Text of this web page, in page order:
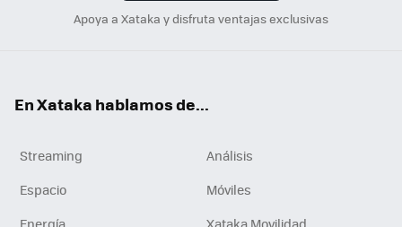
Apoya a Xataka y disfruta ventajas exclusivas
En Xataka hablamos de...
Streaming
Análisis
Espacio
Móviles
Energía
Xataka Movilidad